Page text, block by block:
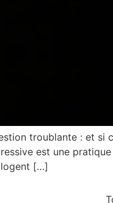
troublante : et si
est une
logent […]